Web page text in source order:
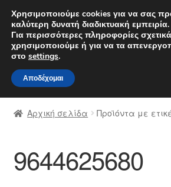
ΑΠΟΣΤΟΛΗ από 7 EUR
Δευτέρα-Παρ. 9 π.μ. - 4 μ.μ.
Απευθείας
μετάβαση
στην
πλοήγηση
Μετάβαση
σε
περιεχόμενο
Αρχική
Διαδικασία Παραπόνων
Επικοινωνία
Αρχική σελίδα Προϊόντα με
9644625680
Χρησιμοποιούμε cookies για να σας
καλύτερη δυνατή διαδικτυακή εμπειρία.
Για περισσότερες πληροφορίες
χρησιμοποιούμε ή για να τα
στο settings.
Αποδέχομαι